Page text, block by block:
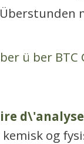
ü ber BTC
og